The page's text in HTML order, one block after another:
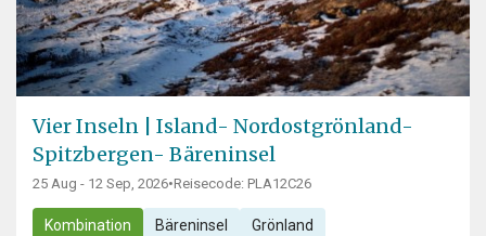
Vier Inseln | Island- Nordostgrönland-
Spitzbergen- Bäreninsel
25 Aug - 12 Sep, 2026•Reisecode: PLA12C26
Kombination Bäreninsel Grönland